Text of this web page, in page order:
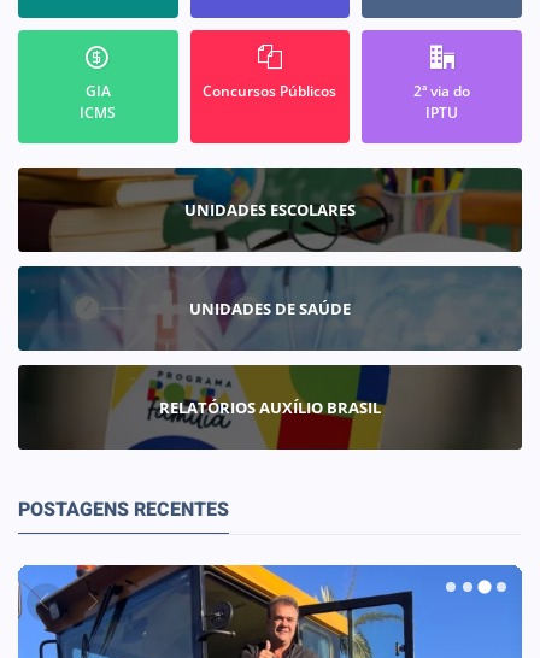
GIA
ICMS
Concursos Públicos
2ª via do
IPTU
UNIDADES ESCOLARES
UNIDADES DE SAÚDE
RELATÓRIOS AUXÍLIO BRASIL
POSTAGENS RECENTES